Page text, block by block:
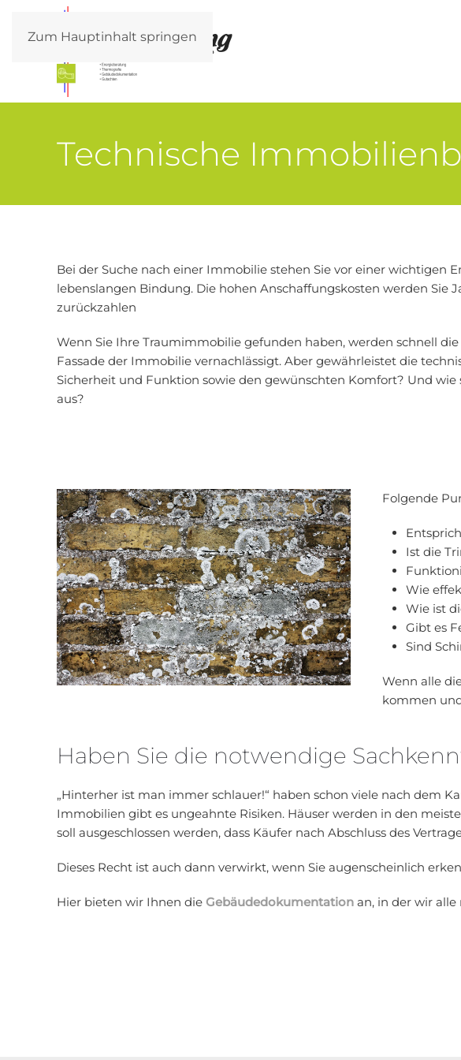
Zum Hauptinhalt springen
Technische
Bei der Suche nach einer Immobilie stehen Sie vor einer wichtigen
lebenslangen Bindung. Die hohen Anschaffungskosten werden Sie
zurückzahlen
Wenn Sie Ihre Traumimmobilie gefunden haben, werden schnell
Fassade der Immobilie vernachlässigt. Aber gewährleistet die
Sicherheit und Funktion sowie den gewünschten Komfort? Und
aus?
Folgende
Ist die
Wie
Wie ist
Gibt es
Sind
Wenn alle
kommen
Haben Sie die notwendige
„Hinterher ist man immer schlauer!“ haben schon viele nach dem
Immobilien gibt es ungeahnte Risiken. Häuser werden in den
soll ausgeschlossen werden, dass Käufer nach Abschluss des
Dieses Recht ist auch dann verwirkt, wenn Sie augenscheinlich
Hier bieten wir Ihnen die Gebäudedokumentation an, in der wir